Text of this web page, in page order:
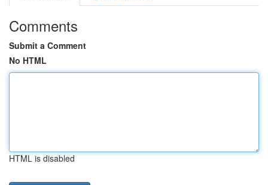
Comments
Submit a Comment
No HTML
HTML is disabled